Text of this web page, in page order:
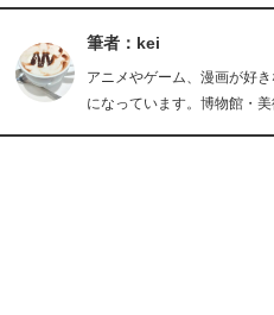
筆者：kei
アニメやゲーム、漫画が好
になっています。博物館・